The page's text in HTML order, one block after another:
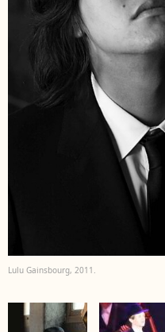
Lulu Gainsbourg, 2011.